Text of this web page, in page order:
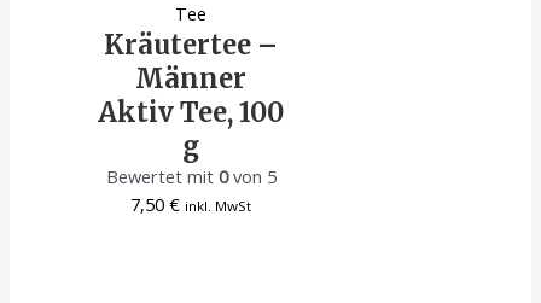
Tee
Kräutertee –
Männer
Aktiv Tee, 100
g
Bewertet mit 0von 5
7,50€ inkl. MwSt